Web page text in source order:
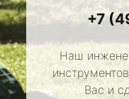
+7
Наш
Вас и